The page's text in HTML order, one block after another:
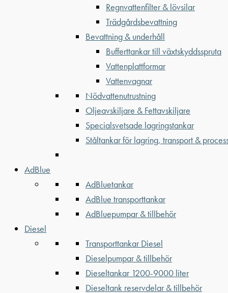
Regnvattenfilter & lövsilar
Trädgårdsbevattning
Bevattning & underhåll
Bufferttankar till växtskyddsspruta
Vattenplattformar
Vattenvagnar
Nödvattenutrustning
Oljeavskiljare & Fettavskiljare
Specialsvetsade lagringstankar
Ståltankar för lagring, transport &
AdBlue
AdBluetankar
AdBlue transporttankar
AdBluepumpar & tillbehör
Diesel
Transporttankar Diesel
Dieselpumpar & tillbehör
Dieseltankar 1200-9000 liter
Dieseltank reservdelar & tillbehör